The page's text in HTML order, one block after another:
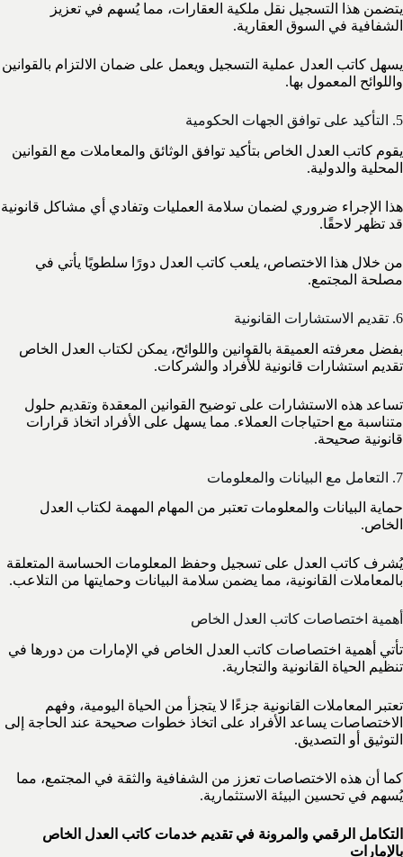
يتضمن هذا التسجيل نقل ملكية العقارات، مما يُسهم في تعزيز
الشفافية في السوق العقارية.
يسهل كاتب العدل عملية التسجيل ويعمل على ضمان الالتزام بالقوانين
واللوائح المعمول بها.
5. التأكيد على توافق الجهات الحكومية
يقوم كاتب العدل الخاص بتأكيد توافق الوثائق والمعاملات مع القوانين
المحلية والدولية.
هذا الإجراء ضروري لضمان سلامة العمليات وتفادي أي مشاكل قانونية
قد تظهر لاحقًا.
من خلال هذا الاختصاص، يلعب كاتب العدل دورًا سلطويًا يأتي في
مصلحة المجتمع.
6. تقديم الاستشارات القانونية
بفضل معرفته العميقة بالقوانين واللوائح، يمكن لكتاب العدل الخاص
تقديم استشارات قانونية للأفراد والشركات.
تساعد هذه الاستشارات على توضيح القوانين المعقدة وتقديم حلول
متناسبة مع احتياجات العملاء. مما يسهل على الأفراد اتخاذ قرارات
قانونية صحيحة.
7. التعامل مع البيانات والمعلومات
حماية البيانات والمعلومات تعتبر من المهام المهمة لكتاب العدل
الخاص.
يُشرف كاتب العدل على تسجيل وحفظ المعلومات الحساسة المتعلقة
بالمعاملات القانونية، مما يضمن سلامة البيانات وحمايتها من التلاعب.
أهمية اختصاصات كاتب العدل الخاص
تأتي أهمية اختصاصات كاتب العدل الخاص في الإمارات من دورها في
تنظيم الحياة القانونية والتجارية.
تعتبر المعاملات القانونية جزءًا لا يتجزأ من الحياة اليومية، وفهم
الاختصاصات يساعد الأفراد على اتخاذ خطوات صحيحة عند الحاجة إلى
التوثيق أو التصديق.
كما أن هذه الاختصاصات تعزز من الشفافية والثقة في المجتمع، مما
يُسهم في تحسين البيئة الاستثمارية.
التكامل الرقمي والمرونة في تقديم خدمات كاتب العدل الخاص
بالإمارات